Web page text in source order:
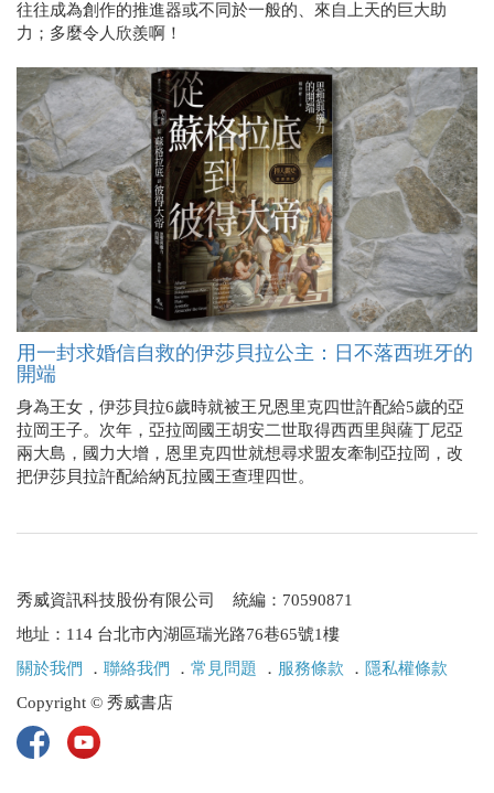
往往成為創作的推進器或不同於一般的、來自上天的巨大助
力；多麼令人欣羨啊！
用一封求婚信自救的伊莎貝拉公主：日不落西班牙的
開端
身為王女，伊莎貝拉6歲時就被王兄恩里克四世許配給5歲的亞
拉岡王子。次年，亞拉岡國王胡安二世取得西西里與薩丁尼亞
兩大島，國力大增，恩里克四世就想尋求盟友牽制亞拉岡，改
把伊莎貝拉許配給納瓦拉國王查理四世。
秀威資訊科技股份有限公司 統編：70590871
地址：114 台北市內湖區瑞光路76巷65號1樓
關於我們
． 聯絡我們 ． 常見問題 ． 服務條款 ． 隱私權條款
Copyright © 秀威書店